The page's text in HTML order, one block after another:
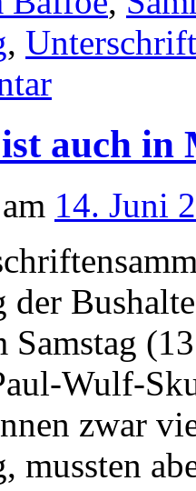
,
ist auch
14. Juni
der
Samstag
Wulf-
zwar
mussten